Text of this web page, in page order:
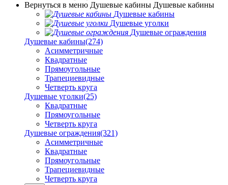
Вернуться в меню Душевые кабины Душевые кабины
Душевые кабины
Душевые уголки
Душевые ограждения
Душевые кабины(274)
Асимметричные
Квадратные
Прямоугольные
Трапециевидные
Четверть круга
Душевые уголки(25)
Квадратные
Прямоугольные
Четверть круга
Душевые ограждения(321)
Асимметричные
Квадратные
Прямоугольные
Трапециевидные
Четверть круга